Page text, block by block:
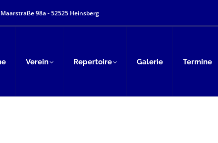
Maarstraße 98a - 52525 Heinsberg
Verein Repertoire Galerie Termine